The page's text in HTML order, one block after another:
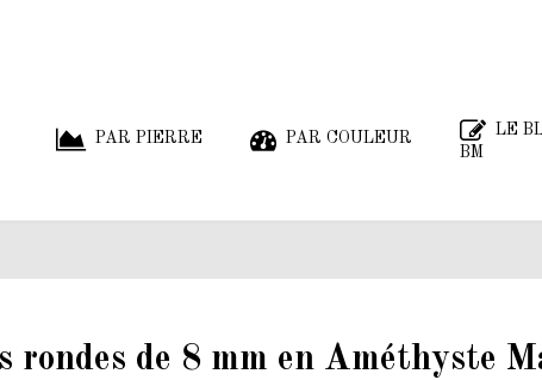
PAR PIERRE PAR COULEUR
LE
BM
rondes de 8 mm en Améthyste